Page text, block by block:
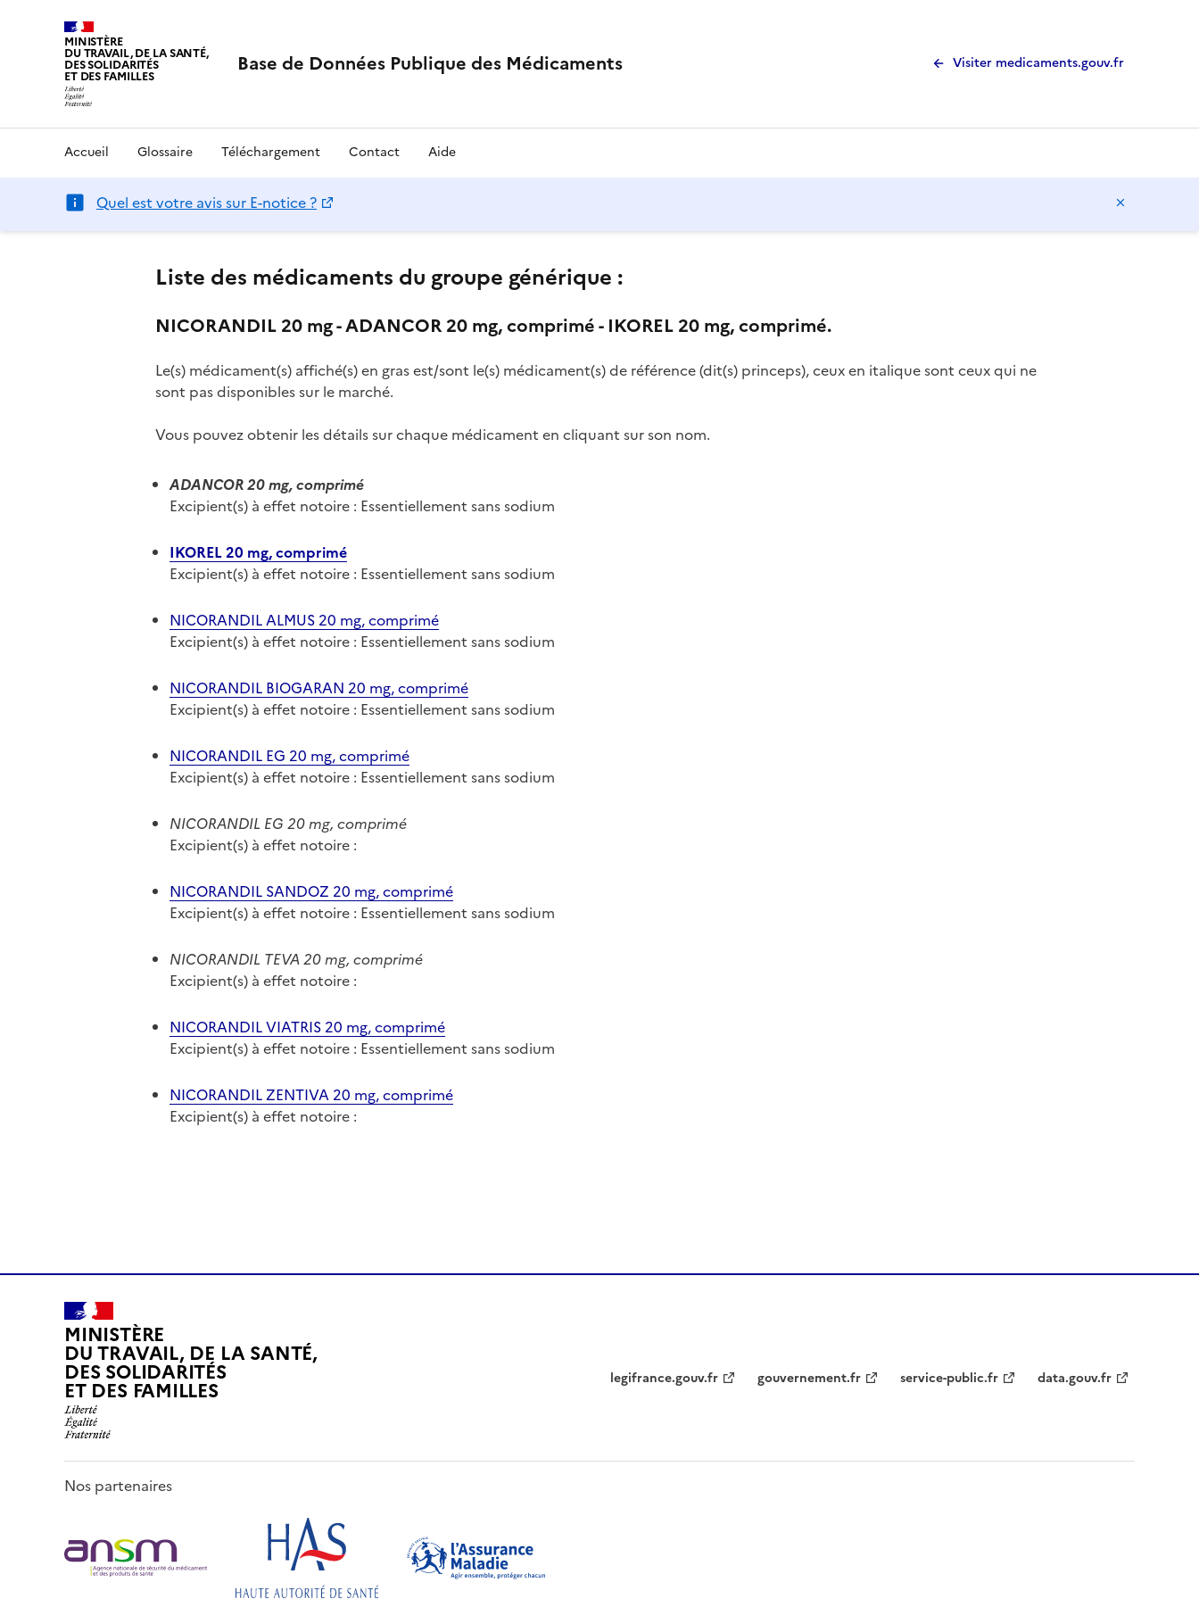
MINISTÈRE
DU TRAVAIL, DE LA SANTÉ,
DES SOLIDARITÉS
ET DES FAMILLES Base de Données Publique des Médicaments Visiter medicaments.gouv.fr
Accueil Glossaire Téléchargement Contact Aide
Quel est votre avis sur E-notice ?
Liste des médicaments du groupe générique :
NICORANDIL 20 mg - ADANCOR 20 mg, comprimé - IKOREL 20 mg, comprimé.
Le(s) médicament(s) affiché(s) en gras est/sont le(s) médicament(s) de référence (dit(s) princeps), ceux en italique sont ceux qui ne
sont pas disponibles sur le marché.
Vous pouvez obtenir les détails sur chaque médicament en cliquant sur son nom.
ADANCOR 20 mg, comprimé
Excipient(s) à effet notoire : Essentiellement sans sodium
IKOREL 20 mg, comprimé
Excipient(s) à effet notoire : Essentiellement sans sodium
NICORANDIL ALMUS 20 mg, comprimé
Excipient(s) à effet notoire : Essentiellement sans sodium
NICORANDIL BIOGARAN 20 mg, comprimé
Excipient(s) à effet notoire : Essentiellement sans sodium
NICORANDIL EG 20 mg, comprimé
Excipient(s) à effet notoire : Essentiellement sans sodium
NICORANDIL EG 20 mg, comprimé
Excipient(s) à effet notoire :
NICORANDIL SANDOZ 20 mg, comprimé
Excipient(s) à effet notoire : Essentiellement sans sodium
NICORANDIL TEVA 20 mg, comprimé
Excipient(s) à effet notoire :
NICORANDIL VIATRIS 20 mg, comprimé
Excipient(s) à effet notoire : Essentiellement sans sodium
NICORANDIL ZENTIVA 20 mg, comprimé
Excipient(s) à effet notoire :
MINISTÈRE
DU TRAVAIL, DE LA SANTÉ,
DES SOLIDARITÉS
ET DES FAMILLES legifrance.gouv.fr gouvernement.fr service-public.fr data.gouv.fr
Nos partenaires